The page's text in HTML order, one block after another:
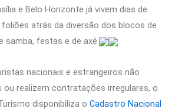
e Belo Horizonte já vivem dias de
foliões atrás da diversão dos blocos de
samba, festas e de axé.
nacionais e estrangeiros não
ou realizem contratações irregulares, o
disponibiliza o Cadastro Nacional